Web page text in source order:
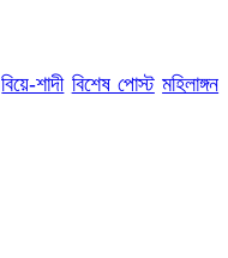
বিয়ে-শাদী বিশেষ পোস্ট মহিলাঙ্গন